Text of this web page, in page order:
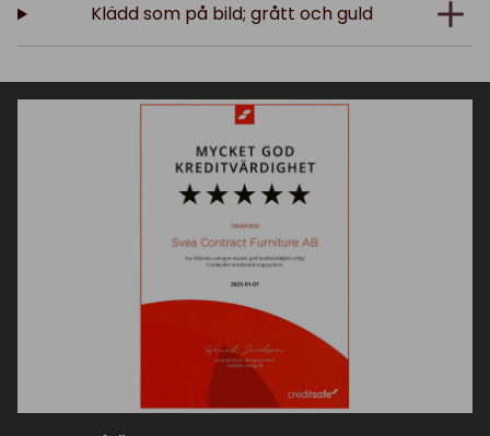
Klädd som på bild; grått och guld